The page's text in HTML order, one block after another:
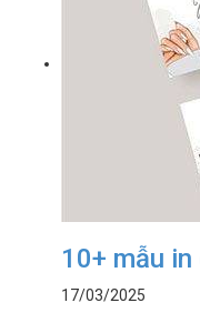
10+ mẫu
17/03/2025